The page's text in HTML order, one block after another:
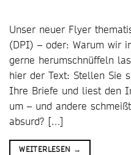
Unser neuer Flyer
(DPI) – oder: Warum wir
gerne herumschnüffeln
hier der Text: Stellen Sie
Ihre Briefe und liest den
um – und andere
absurd? […]
WEITERLESEN →